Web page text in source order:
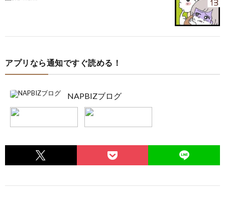
アプリなら通知ですぐ読める！
NAPBIZブログ